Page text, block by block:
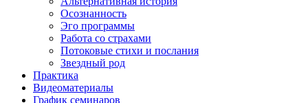
Осознанность
Эго программы
Работа со страхами
Потоковые стихи и послания
Звездный род
Практика
Видеоматериалы
График семинаров